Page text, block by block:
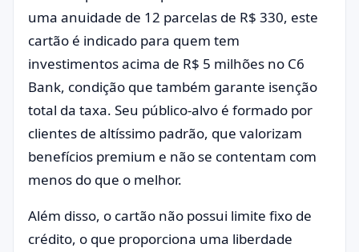
uma anuidade de 12 parcelas de R$ 330, este
cartão é indicado para quem tem
investimentos acima de R$ 5 milhões no C6
Bank, condição que também garante isenção
total da taxa. Seu público-alvo é formado por
clientes de altíssimo padrão, que valorizam
benefícios premium e não se contentam com
menos do que o melhor.
Além disso, o cartão não possui limite fixo de
crédito, o que proporciona uma liberdade